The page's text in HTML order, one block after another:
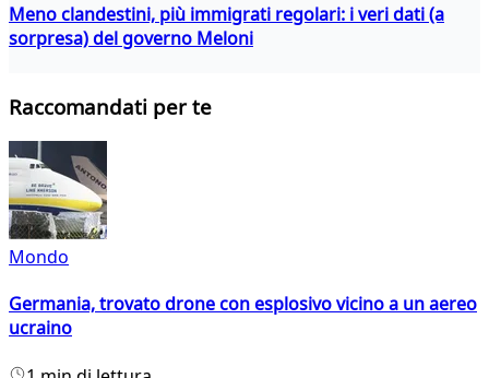
Meno clandestini, più immigrati regolari: i veri dati (a
sorpresa) del governo Meloni
Raccomandati per te
Mondo
Germania, trovato drone con esplosivo vicino a un aereo
ucraino